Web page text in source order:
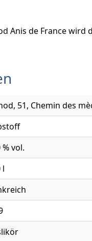
Anis de France
51, Chemin des
% vol.
l